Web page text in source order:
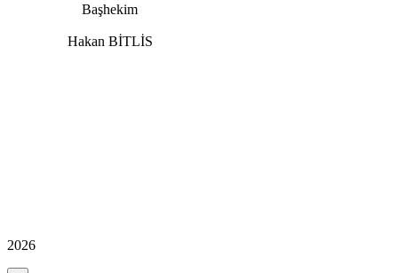
Başhekim
Hakan BİTLİS
2026